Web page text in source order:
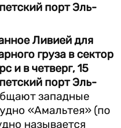
порт Эль-
Ливией для
груза в сектор
и в четверг, 15
порт Эль-
западные
«Амальтея» (по
называется